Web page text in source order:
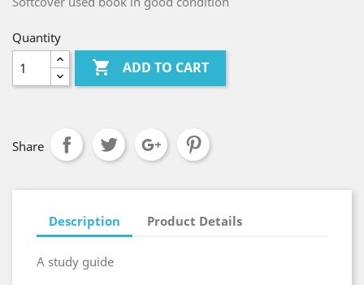
Quantity
 ADD TO CART
Share
Description Product Details
A study guide